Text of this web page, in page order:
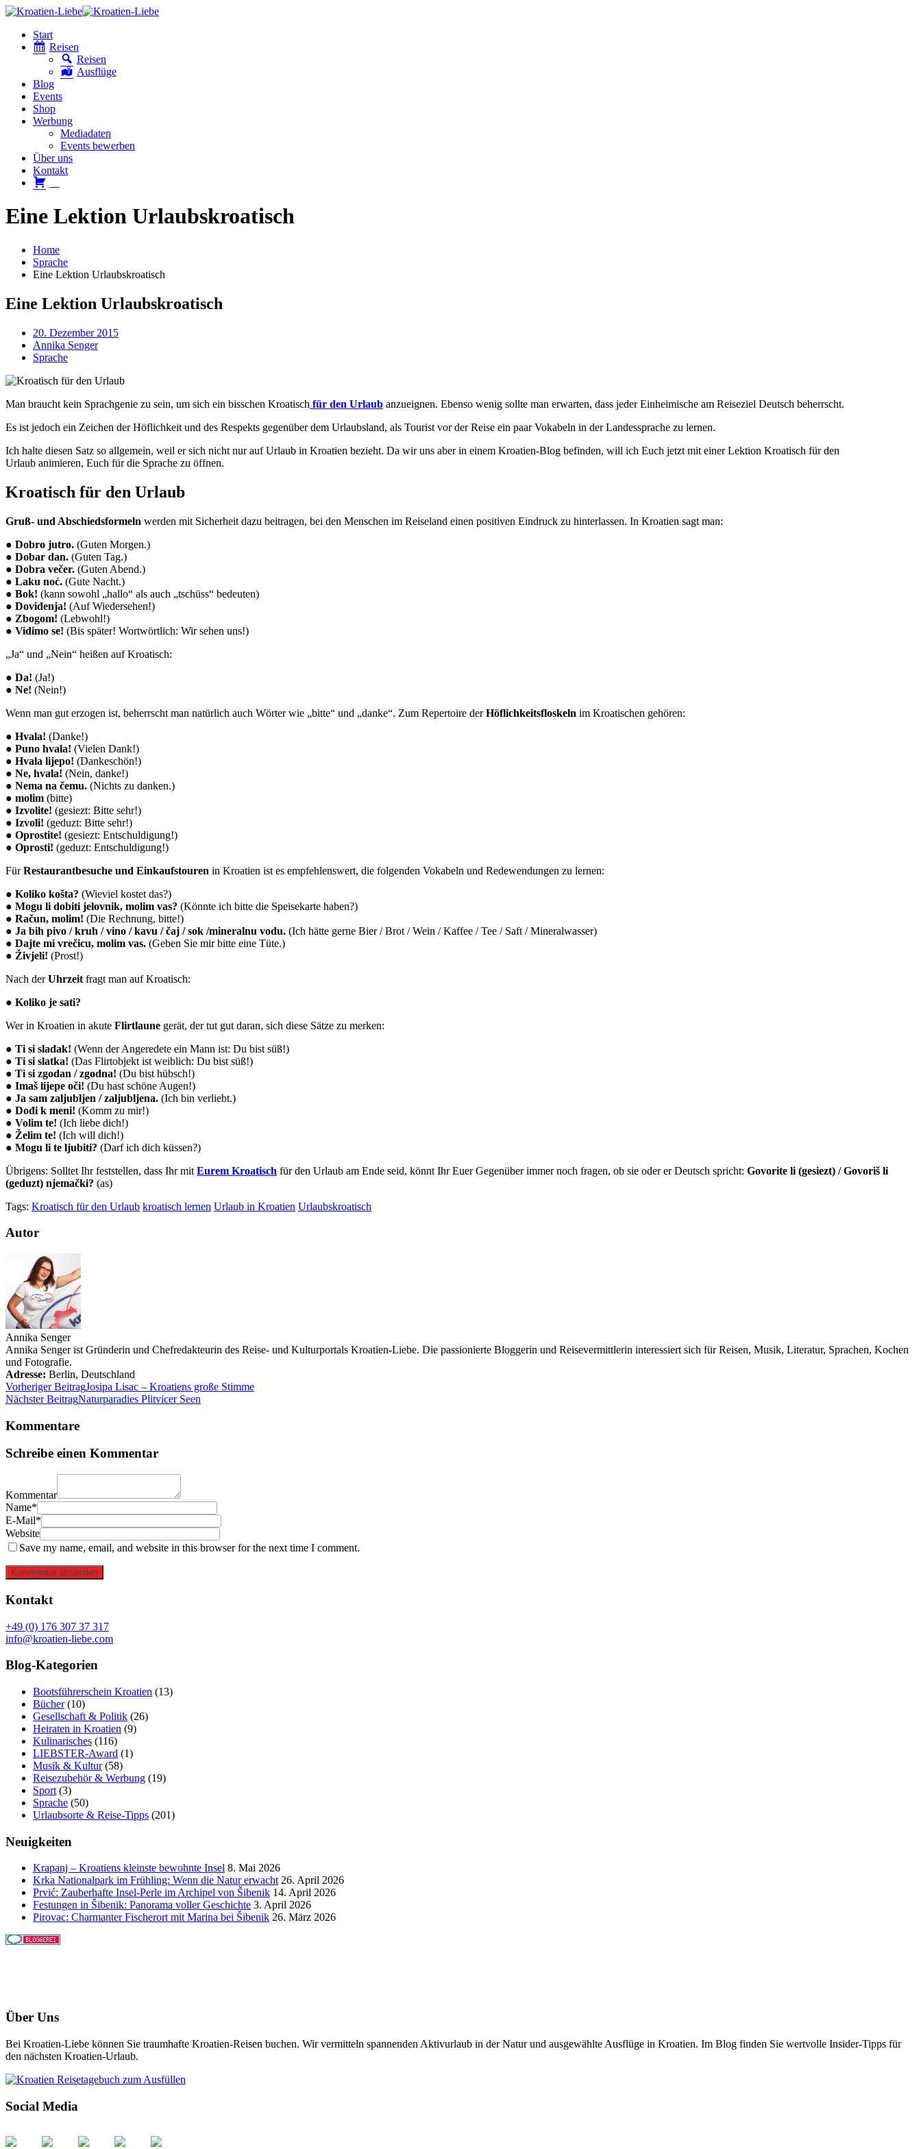
Start
Reisen
Reisen
Ausflüge
Blog
Events
Shop
Werbung
Mediadaten
Events bewerben
Über uns
Kontakt
Eine Lektion Urlaubskroatisch
Home
Sprache
Eine Lektion Urlaubskroatisch
Eine Lektion Urlaubskroatisch
20. Dezember 2015
Annika Senger
Sprache
Man braucht kein Sprachgenie zu sein, um sich ein bisschen Kroatisch für den Urlaub anzueignen. Ebenso wenig sollte man erwarten, dass jeder Einheimische am Reiseziel Deutsch beherrscht.
Es ist jedoch ein Zeichen der Höflichkeit und des Respekts gegenüber dem Urlaubsland, als Tourist vor der Reise ein paar Vokabeln in der Landessprache zu lernen.
Ich halte diesen Satz so allgemein, weil er sich nicht nur auf Urlaub in Kroatien bezieht. Da wir uns aber in einem Kroatien-Blog befinden, will ich Euch jetzt mit einer Lektion Kroatisch für den
Urlaub animieren, Euch für die Sprache zu öffnen.
Kroatisch für den Urlaub
Gruß- und Abschiedsformeln werden mit Sicherheit dazu beitragen, bei den Menschen im Reiseland einen positiven Eindruck zu hinterlassen. In Kroatien sagt man:
● Dobro jutro. (Guten Morgen.)
● Dobar dan. (Guten Tag.)
● Dobra večer. (Guten Abend.)
● Laku noć. (Gute Nacht.)
● Bok! (kann sowohl „hallo“ als auch „tschüss“ bedeuten)
● Doviđenja! (Auf Wiedersehen!)
● Zbogom! (Lebwohl!)
● Vidimo se! (Bis später! Wortwörtlich: Wir sehen uns!)
„Ja“ und „Nein“ heißen auf Kroatisch:
● Da! (Ja!)
● Ne! (Nein!)
Wenn man gut erzogen ist, beherrscht man natürlich auch Wörter wie „bitte“ und „danke“. Zum Repertoire derHöflichkeitsfloskeln im Kroatischen gehören:
● Hvala! (Danke!)
● Puno hvala! (Vielen Dank!)
● Hvala lijepo! (Dankeschön!)
● Ne, hvala! (Nein, danke!)
● Nema na čemu. (Nichts zu danken.)
● molim (bitte)
● Izvolite! (gesiezt: Bitte sehr!)
● Izvoli! (geduzt: Bitte sehr!)
● Oprostite! (gesiezt: Entschuldigung!)
● Oprosti! (geduzt: Entschuldigung!)
FürRestaurantbesuche und Einkaufstouren in Kroatien ist es empfehlenswert, die folgenden Vokabeln und Redewendungen zu lernen:
● Koliko košta? (Wieviel kostet das?)
● Mogu li dobiti jelovnik, molim vas? (Könnte ich bitte die Speisekarte haben?)
● Račun, molim! (Die Rechnung, bitte!)
● Ja bih pivo / kruh / vino / kavu / čaj / sok /mineralnu vodu. (Ich hätte gerne Bier / Brot / Wein / Kaffee / Tee / Saft / Mineralwasser)
● Dajte mi vrečicu, molim vas. (Geben Sie mir bitte eine Tüte.)
● Živjeli! (Prost!)
Nach derUhrzeit fragt man auf Kroatisch:
● Koliko je sati?
Wer in Kroatien in akute Flirtlaune gerät, der tut gut daran, sich diese Sätze zu merken:
● Ti si sladak! (Wenn der Angeredete ein Mann ist: Du bist süß!)
● Ti si slatka! (Das Flirtobjekt ist weiblich: Du bist süß!)
● Ti si zgodan / zgodna! (Du bist hübsch!)
● Imaš lijepe oči! (Du hast schöne Augen!)
● Ja sam zaljubljen / zaljubljena. (Ich bin verliebt.)
● Dođi k meni! (Komm zu mir!)
● Volim te! (Ich liebe dich!)
● Želim te! (Ich will dich!)
● Mogu li te ljubiti? (Darf ich dich küssen?)
Übrigens: Solltet Ihr feststellen, dass Ihr mit Eurem Kroatisch für den Urlaub am Ende seid, könnt Ihr Euer Gegenüber immer noch fragen, ob sie oder er Deutsch spricht: Govorite li (gesiezt) / Govoriš li
(geduzt) njemački? (as)
Tags: Kroatisch für den Urlaub kroatisch lernen Urlaub in Kroatien Urlaubskroatisch
Autor
Annika Senger
Annika Senger ist Gründerin und Chefredakteurin des Reise- und Kulturportals Kroatien-Liebe. Die passionierte Bloggerin und Reisevermittlerin interessiert sich für Reisen, Musik, Literatur, Sprachen, Kochen
und Fotografie.
Adresse: Berlin, Deutschland
Vorheriger BeitragJosipa Lisac – Kroatiens große Stimme
Nächster BeitragNaturparadies Plitvicer Seen
Kommentare
Schreibe einen Kommentar
Kommentar
Name*
E-Mail*
Website
Save my name, email, and website in this browser for the next time I comment.
Kommentar absenden
Kontakt
+49 (0) 176 307 37 317
info@kroatien-liebe.com
Blog-Kategorien
Bootsführerschein Kroatien (13)
Bücher(10)
Gesellschaft & Politik (26)
Heiraten in Kroatien (9)
Kulinarisches (116)
LIEBSTER-Award (1)
Musik & Kultur(58)
Reisezubehör & Werbung (19)
Sport (3)
Sprache (50)
Urlaubsorte & Reise-Tipps (201)
Neuigkeiten
Krapanj – Kroatiens kleinste bewohnte Insel 8. Mai 2026
Krka Nationalpark im Frühling: Wenn die Natur erwacht 26. April 2026
Prvić: Zauberhafte Insel-Perle im Archipel von Šibenik 14. April 2026
Festungen in Šibenik: Panorama voller Geschichte 3. April 2026
Pirovac: Charmanter Fischerort mit Marina bei Šibenik 26. März 2026
Über Uns
Bei Kroatien-Liebe können Sie traumhafte Kroatien-Reisen buchen. Wir vermitteln spannenden Aktivurlaub in der Natur und ausgewählte Ausflüge in Kroatien. Im Blog finden Sie wertvolle Insider-Tipps für
den nächsten Kroatien-Urlaub.
Social Media